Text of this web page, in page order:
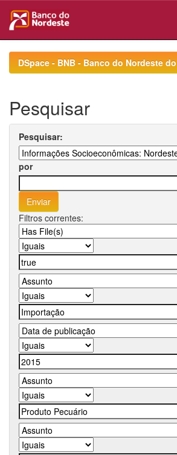
navigationDSpace - BNB - Banco do Nordeste
Pesquisar
Pesquisar:
por
Filtros correntes: